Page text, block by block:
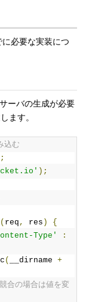
必要な実装につ
ーバの生成が必要
ます。
込む
);
( req , res )
{
Type'
:
( __dirname +
合の場合は値を変